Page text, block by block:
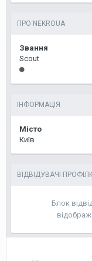
ПРО NEKROUA
Звання
Scout
ІНФОРМАЦІЯ
Місто
Київ
ВІДВІДУВАЧІ
Блок